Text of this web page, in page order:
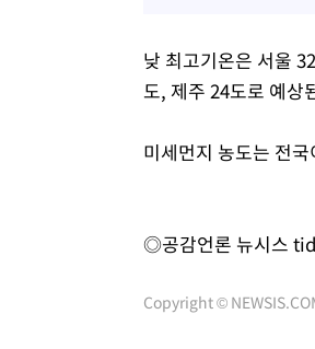
낮 최고기온은 서울
도, 제주 24도로 예상
미세먼지 농도는 전
◎공감언론 뉴시스
Copyright ©